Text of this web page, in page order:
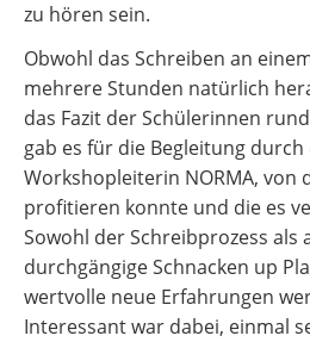
zu hören sein.
Obwohl das Schreiben an
mehrere Stunden natürlich
das Fazit der Schülerinnen
gab es für die Begleitung
Workshopleiterin NORMA, von
profitieren konnte und die es
Sowohl der Schreibprozess als
durchgängige Schnacken up
wertvolle neue Erfahrungen
Interessant war dabei, einmal